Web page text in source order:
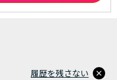
履歴を残さない